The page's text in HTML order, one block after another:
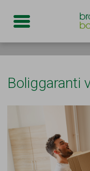
Toggle navigation
Boliggaranti